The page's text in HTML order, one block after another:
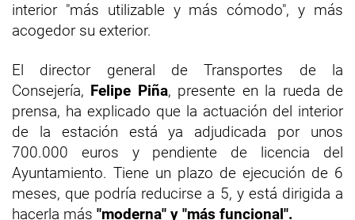
interior "más utilizable y más cómodo", y más
acogedor su exterior.
El director general de Transportes de la
Consejería, Felipe Piña, presente en la rueda de
prensa, ha explicado que la actuación del interior
de la estación está ya adjudicada por unos
700.000 euros y pendiente de licencia del
Ayuntamiento. Tiene un plazo de ejecución de 6
meses, que podría reducirse a 5, y está dirigida a
hacerla más "moderna" y "más funcional".